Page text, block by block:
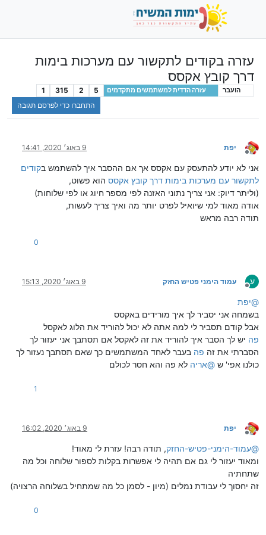
עזרה בקודים לתקשור עם מערכות בימות
דרך קובץ אקסס
הועבר עזרה הדדית למשתמשים מתקדמים 5
2
315
1
התחברו כדי לפרסם תגובה
מנותק
יפת 9 באוג׳ 2020, 14:41
אני לא יודע להתעסק עם אקסס אך אם ההסבר איך להשתמש בקודים
לתקשור עם מערכות בימות דרך קובץ אקסס הוא פשוט,
(וליתר דיוק: אני צריך נתוני האזנה לפי מספר חיוג או לפי שלוחות)
אודה מאוד למי שיואיל לפרט יותר מה ואיך צריך לעשות,
תודה רבה מראש
0
ע
מנותק
עמוד הימני פטיש החזק 9 באוג׳ 2020, 15:13
@יפת
בשמחה אני יסביר לך איך מורידים באקסס
אבל קודם תסביר לי למה אתה לא יכול להוריד את הלוג לאקסל
פה יש לך הסבר איך להוריד את זה לאקסל אם תסתבך אני יעזור לך
הסברתי את זה פה בעבר לאחד המשתמשים כך שאם תסתבך נעזור לך
כולנו אפי' ש @אריה לא פה והא חסר לכולם
1
מנותק
יפת 9 באוג׳ 2020, 16:02
@עמוד-הימני-פטיש-החזק, תודה רבה! עזרת לי מאוד!
ומאוד יעזור לי גם אם תהיה לי אפשרות בקלות לספור שלוחה וכל מה
שתחתיה
זה יחסוך לי עבודת נמלים (מיון - לסמן כל מה שמתחיל בשלוחה הרצויה)
0